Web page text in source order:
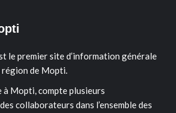
le premier site d’information générale
région de Mopti.
à Mopti, compte plusieurs
collaborateurs dans l’ensemble des